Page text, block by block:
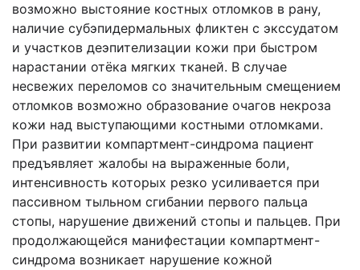
возможно выстояние костных отломков в рану,
наличие субэпидермальных фликтен с экссудатом
и участков деэпителизации кожи при быстром
нарастании отёка мягких тканей. В случае
несвежих переломов со значительным смещением
отломков возможно образование очагов некроза
кожи над выступающими костными отломками.
При развитии компартмент-синдрома пациент
предъявляет жалобы на выраженные боли,
интенсивность которых резко усиливается при
пассивном тыльном сгибании первого пальца
стопы, нарушение движений стопы и пальцев. При
продолжающейся манифестации компартмент-
синдрома возникает нарушение кожной